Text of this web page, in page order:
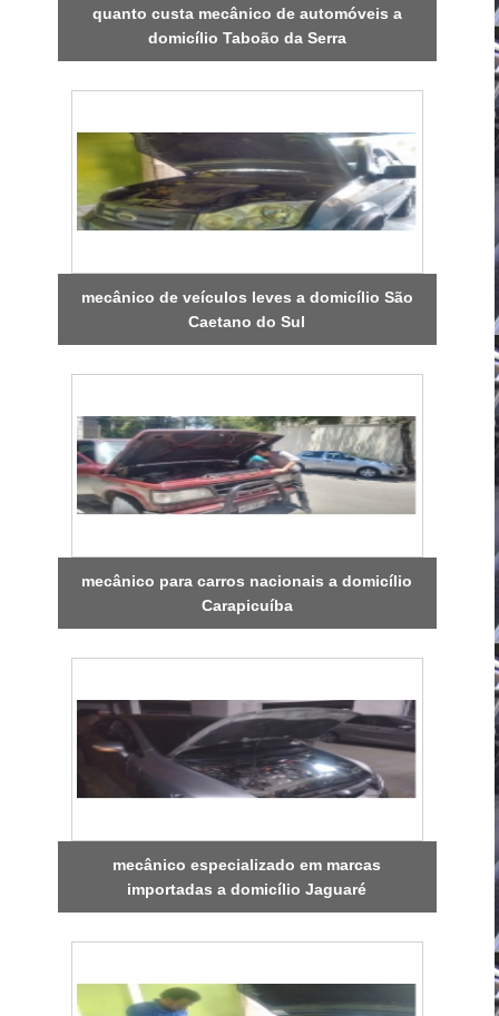
quanto custa mecânico de automóveis a
domicílio Taboão da Serra
mecânico de veículos leves a domicílio São
Caetano do Sul
mecânico para carros nacionais a domicílio
Carapicuíba
mecânico especializado em marcas
importadas a domicílio Jaguaré